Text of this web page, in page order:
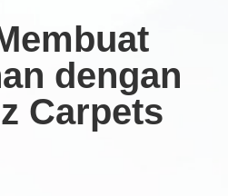
dengan
Carpets